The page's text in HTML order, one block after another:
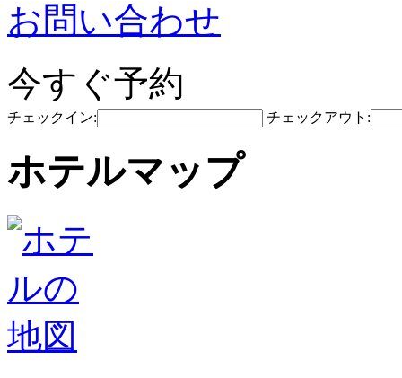
お問い合わせ
今すぐ予約
チェックイン: チェックアウト:
ホテルマップ